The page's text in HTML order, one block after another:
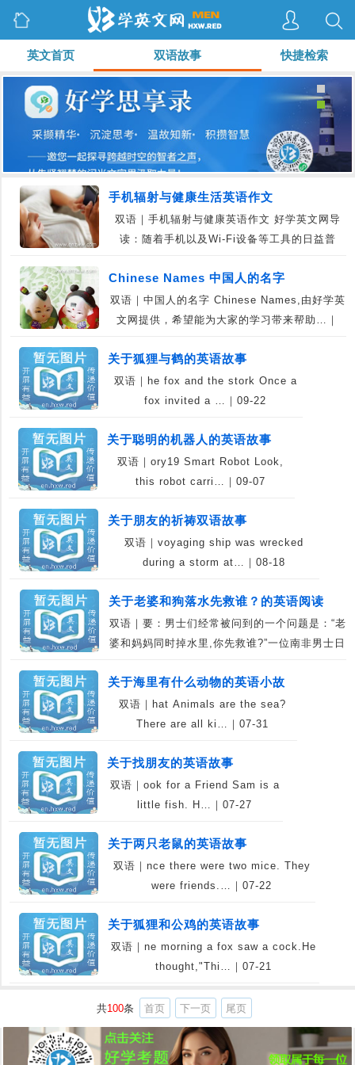
英文首页 双语故事 快捷检索
手机辐射与健康生活英语作文
双语｜手机辐射与健康英语作文 好学英文网导
读：随着手机以及Wi-Fi设备等工具的日益普
Chinese Names 中国人的名字
双语｜中国人的名字 Chinese Names,由好学英
文网提供，希望能为大家的学习带来帮助…｜
关于狐狸与鹤的英语故事
双语｜he fox and the stork Once a
fox invited a …｜09-22
关于聪明的机器人的英语故事
双语｜ory19 Smart Robot Look,
this robot carri…｜09-07
关于朋友的祈祷双语故事
双语｜voyaging ship was wrecked
during a storm at…｜08-18
关于老婆和狗落水先救谁？的英语阅读
双语｜要：男士们经常被问到的一个问题是：“老
婆和妈妈同时掉水里,你先救谁?”一位南非男士日
关于海里有什么动物的英语小故
事双语｜hat Animals are the sea?
There are all ki…｜07-31
关于找朋友的英语故事
双语｜ook for a Friend Sam is a
little fish. H…｜07-27
关于两只老鼠的英语故事
双语｜nce there were two mice. They
were friends.…｜07-22
关于狐狸和公鸡的英语故事
双语｜ne morning a fox saw a cock.He
thought,"Thi…｜07-21
共100条 首页 下一页 尾页